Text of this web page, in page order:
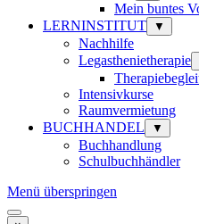
Mein buntes
LERNINSTITUT
▼
Nachhilfe
Legasthenietherapie
Intensivkurse
Raumvermietung
BUCHHANDEL
▼
Buchhandlung
Schulbuchhändler
Menü überspringen